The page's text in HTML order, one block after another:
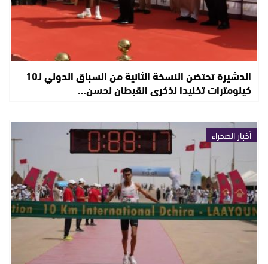
الدشيرة تحتضن النسخة الثانية من السباق الدولي لـ10
كيلومترات تخليدًا لذكرى القبطان لحسن…
أخبار الصحراء